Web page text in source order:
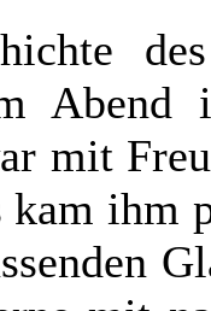
mit
kam ihm